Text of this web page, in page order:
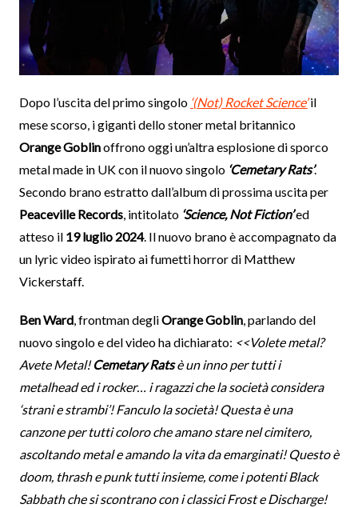
Dopo l’uscita del primo singolo ‘(Not) Rocket Science’il
mese scorso, i giganti dello stoner metal britannico
Orange Goblinoffrono oggi un’altra esplosione di sporco
metal made in UK con il nuovo singolo ‘Cemetary Rats’.
Secondo brano estratto dall’album di prossima uscita per
Peaceville Records, intitolato ‘Science, Not Fiction’ed
atteso il 19 luglio 2024. Il nuovo brano è accompagnato da
un lyric video ispirato ai fumetti horror di Matthew
Vickerstaff.
Ben Ward, frontman degliOrange Goblin, parlando del
nuovo singolo e del video ha dichiarato: <<Volete metal?
Avete Metal!Cemetary Ratsè un inno per tutti i
metalhead ed i rocker… i ragazzi che la società considera
‘strani e strambi’! Fanculo la società! Questa è una
canzone per tutti coloro che amano stare nel cimitero,
ascoltando metal e amando la vita da emarginati! Questo è
doom, thrash e punk tutti insieme, come i potenti Black
Sabbath che si scontrano con i classici Frost e Discharge!